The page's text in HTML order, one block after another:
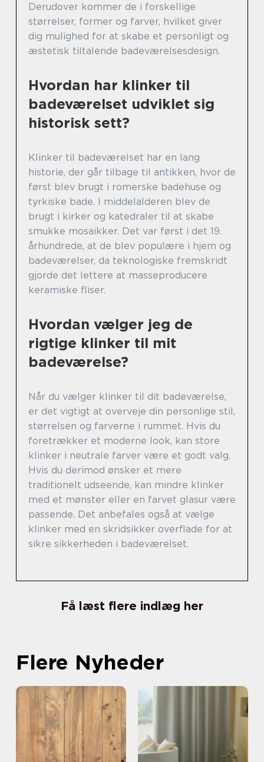
Derudover kommer de i forskellige
størrelser, former og farver, hvilket giver
dig mulighed for at skabe et personligt og
æstetisk tiltalende badeværelsesdesign.
Hvordan har klinker til
badeværelset udviklet sig
historisk sett?
Klinker til badeværelset har en lang
historie, der går tilbage til antikken, hvor de
først blev brugt i romerske badehuse og
tyrkiske bade. I middelalderen blev de
brugt i kirker og katedraler til at skabe
smukke mosaikker. Det var først i det 19.
århundrede, at de blev populære i hjem og
badeværelser, da teknologiske fremskridt
gjorde det lettere at masseproducere
keramiske fliser.
Hvordan vælger jeg de
rigtige klinker til mit
badeværelse?
Når du vælger klinker til dit badeværelse,
er det vigtigt at overveje din personlige stil,
størrelsen og farverne i rummet. Hvis du
foretrækker et moderne look, kan store
klinker i neutrale farver være et godt valg.
Hvis du derimod ønsker et mere
traditionelt udseende, kan mindre klinker
med et mønster eller en farvet glasur være
passende. Det anbefales også at vælge
klinker med en skridsikker overflade for at
sikre sikkerheden i badeværelset.
Få læst flere indlæg her
Flere Nyheder